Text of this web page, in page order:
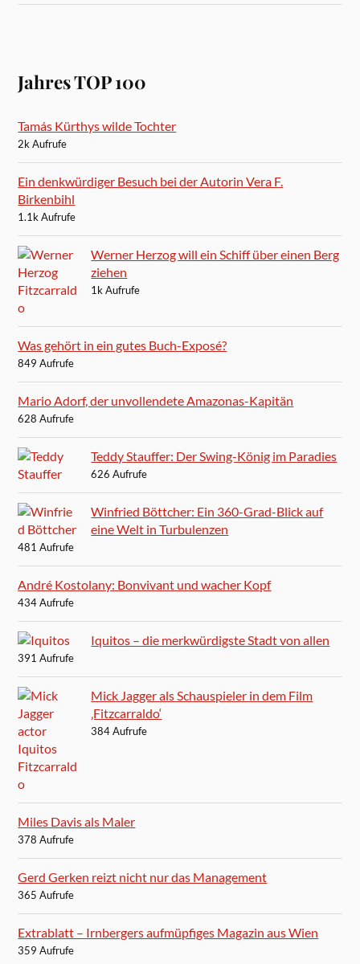
Jahres TOP 100
Tamás Kürthys wilde Tochter
2k Aufrufe
Ein denkwürdiger Besuch bei der Autorin Vera F.
Birkenbihl
1.1k Aufrufe
Werner Herzog will ein Schiff über einen Berg
ziehen
1k Aufrufe
Was gehört in ein gutes Buch-Exposé?
849 Aufrufe
Mario Adorf, der unvollendete Amazonas-Kapitän
628 Aufrufe
Teddy Stauffer: Der Swing-König im Paradies
626 Aufrufe
Winfried Böttcher: Ein 360-Grad-Blick auf
eine Welt in Turbulenzen
481 Aufrufe
André Kostolany: Bonvivant und wacher Kopf
434 Aufrufe
Iquitos – die merkwürdigste Stadt von allen
391 Aufrufe
Mick Jagger als Schauspieler in dem Film
‚Fitzcarraldo‘
384 Aufrufe
Miles Davis als Maler
378 Aufrufe
Gerd Gerken reizt nicht nur das Management
365 Aufrufe
Extrablatt – Irnbergers aufmüpfiges Magazin aus Wien
359 Aufrufe